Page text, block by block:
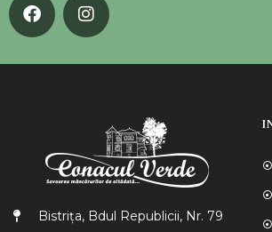
Bistrița, Bdul Republicii, Nr. 79